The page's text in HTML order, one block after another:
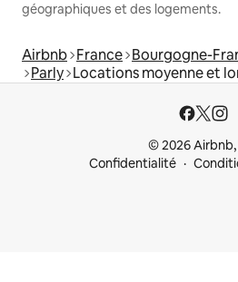
géographiques et des logements.
Airbnb France Bourgogne-
Parly Locations moyenne et
© 2026 Airbnb,
Confidentialité